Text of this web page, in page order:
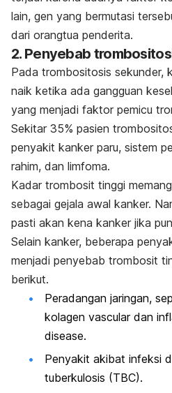
lain, gen yang bermutasi
dari orangtua penderita.
2. Penyebab
Pada trombositosis sekunder,
naik ketika ada gangguan
yang menjadi faktor pemicu
Sekitar 35% pasien
penyakit kanker paru, sistem
rahim, dan limfoma.
Kadar trombosit tinggi
sebagai gejala awal kanker.
pasti akan kena kanker jika
Selain kanker, beberapa
menjadi penyebab trombosit
berikut.
Peradangan jaringan,
kolagen vascular dan
disease.
Penyakit akibat infeksi
tuberkulosis (TBC).